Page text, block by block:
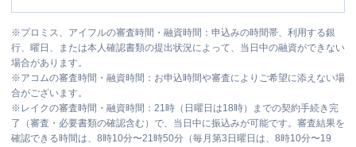
※プロミス、アイフルの審査時間・融資時間：申込みの時間帯、利用する銀
行、曜日、または本人確認書類の提出状況によって、当日中の融資ができない
場合があります。
※アコムの審査時間・融資時間：お申込時間や審査によりご希望に添えない場
合がございます。
※ レイクの審査時間・融資時間：21時（日曜日は18時）までの契約手続き完
了（審査・必要書類の確認含む）で、当日中に振込みが可能です。審査結果を
確認できる時間は、8時10分〜21時50分（毎月第3日曜日は、8時10分〜19